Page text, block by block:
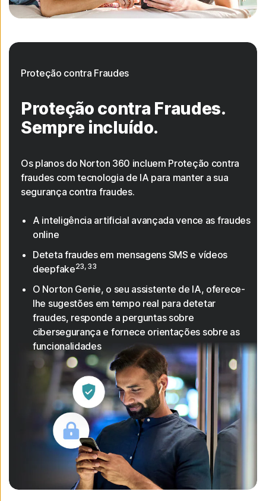
Proteção contra Fraudes
Proteção contra Fraudes.
Sempre incluído.
Os planos do Norton 360 incluem Proteção contra
fraudes com tecnologia de IA para manter a sua
segurança contra fraudes.
A inteligência artificial avançada vence as fraudes
online
Deteta fraudes em mensagens SMS e vídeos
deepfake23, 33
O Norton Genie, o seu assistente de IA, oferece-
lhe sugestões em tempo real para detetar
fraudes, responde a perguntas sobre
cibersegurança e fornece orientações sobre as
funcionalidades